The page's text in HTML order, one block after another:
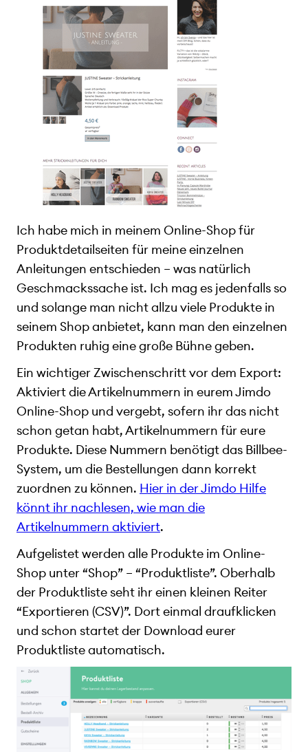
Ich habe mich in meinem Online-Shop für
Produktdetailseiten für meine einzelnen
Anleitungen entschieden – was natürlich
Geschmackssache ist. Ich mag es jedenfalls so
und solange man nicht allzu viele Produkte in
seinem Shop anbietet, kann man den einzelnen
Produkten ruhig eine große Bühne geben.
Ein wichtiger Zwischenschritt vor dem Export:
Aktiviert die Artikelnummern in eurem Jimdo
Online-Shop und vergebt, sofern ihr das nicht
schon getan habt, Artikelnummern für eure
Produkte. Diese Nummern benötigt das Billbee-
System, um die Bestellungen dann korrekt
zuordnen zu können. Hier in der Jimdo Hilfe
könnt ihr nachlesen, wie man die
Artikelnummern aktiviert.
Aufgelistet werden alle Produkte im Online-
Shop unter “Shop” – “Produktliste”. Oberhalb
der Produktliste seht ihr einen kleinen Reiter
“Exportieren (CSV)”. Dort einmal draufklicken
und schon startet der Download eurer
Produktliste automatisch.